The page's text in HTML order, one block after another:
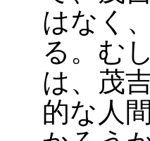
はなく
る。む
は、茂
的な人